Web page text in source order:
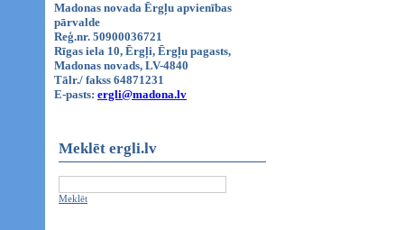
Madonas novada Ērgļu apvienības
pārvalde
Reģ.nr. 50900036721
Rīgas iela 10, Ērgļi, Ērgļu pagasts,
Madonas novads, LV-4840
Tālr./ fakss 64871231
E-pasts: ergli@madona.lv
Meklēt ergli.lv
Meklēt